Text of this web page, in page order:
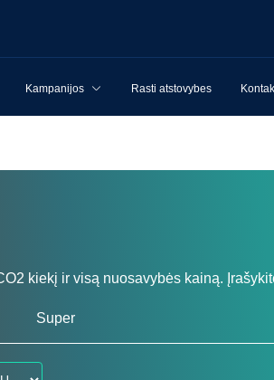
Kampanijos Rasti atstovybes
kiekį ir visą nuosavybės kainą.
Super